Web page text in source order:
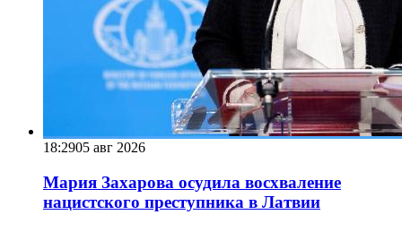
18:2905 авг 2026
Мария Захарова осудила восхваление
нацистского преступника в Латвии